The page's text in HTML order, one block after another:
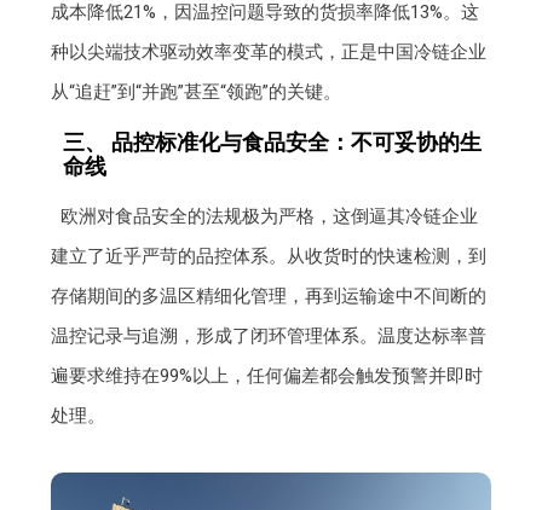
成本降低21%，因温控问题导致的货损率降低13%。这
种以尖端技术驱动效率变革的模式，正是中国冷链企业
从“追赶”到“并跑”甚至“领跑”的关键。
三、 品控标准化与食品安全：不可妥协的生
命线
欧洲对食品安全的法规极为严格，这倒逼其冷链企业
建立了近乎严苛的品控体系。从收货时的快速检测，到
存储期间的多温区精细化管理，再到运输途中不间断的
温控记录与追溯，形成了闭环管理体系。温度达标率普
遍要求维持在99%以上，任何偏差都会触发预警并即时
处理。